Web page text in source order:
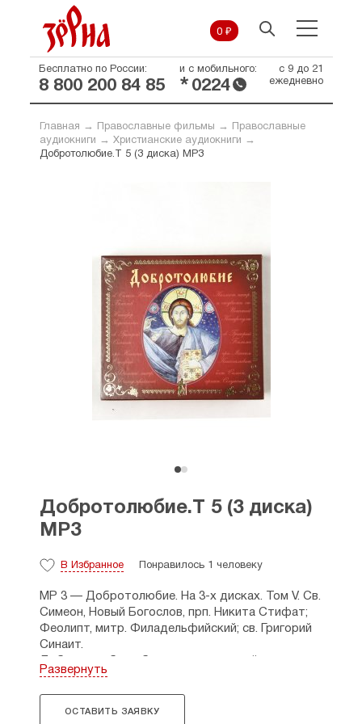
0 ₽
Бесплатно по России:
8 800 200 84 85
и с мобильного:
* 0224
с 9 до 21
ежедневно
Главная → Православные фильмы →
Православные
аудиокниги → Христианские аудиокниги →
Добротолюбие.Т 5 (3 диска) МР3
Добротолюбие.Т 5 (3 диска)
МР3
В Избранное Понравилось 1 человеку
MP 3 — Добротолюбие. На 3-хдисках. Том V. Св.
Симеон, Новый Богослов, прп. Никита Стифат;
Феолипт, митр. Филадельфийский; св. Григорий
Синаит.
и изречений святых
препп. Никодимом Святогорцем и Макарием
из Коринфа и вышло в свет на греческом языке
Развернуть
ОСТАВИТЬ ЗАЯВКУ